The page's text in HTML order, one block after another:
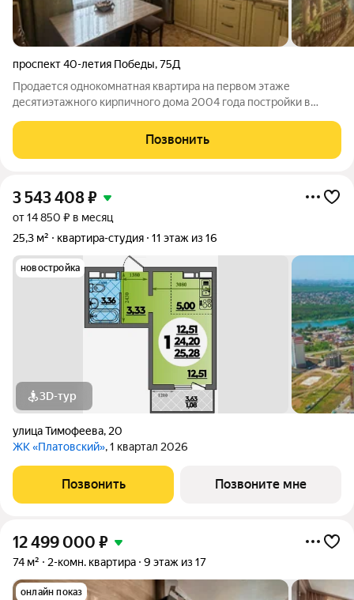
проспект 40-летия Победы,75Д
Продается однокомнатная квартира на первом этаже
десятиэтажного кирпичного дома 2004 года постройки в
является его потенциал для коммерческого использования
помещение подходит для организации
Позвонить
3 543 408₽
от 14 850 ₽ в месяц
25,3 м²
квартира-студия 11 этаж из 16
новостройка
3D-тур
улица Тимофеева, 20
ЖК «Платовский», 1 квартал 2026
Позвонить Позвоните мне
12 499 000 ₽
74 м² 2-комн. квартира 9 этаж из 17
онлайн показ